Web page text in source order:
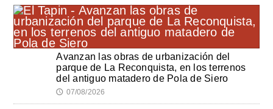
Avanzan las obras de urbanización del
parque de La Reconquista, en los terrenos
del antiguo matadero de Pola de Siero
🕔 07/08/2026